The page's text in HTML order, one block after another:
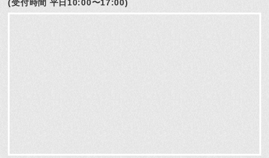
(受付時間 平日10:00〜17:00)